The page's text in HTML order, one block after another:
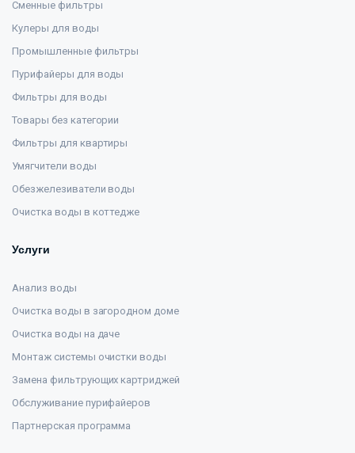
Сменные фильтры
Кулеры для воды
Промышленные фильтры
Пурифайеры для воды
Фильтры для воды
Товары без категории
Фильтры для квартиры
Умягчители воды
Обезжелезиватели воды
Очистка воды в коттедже
Услуги
Анализ воды
Очистка воды в загородном доме
Очистка воды на даче
Монтаж системы очистки воды
Замена фильтрующих картриджей
Обслуживание пурифайеров
Партнерская программа